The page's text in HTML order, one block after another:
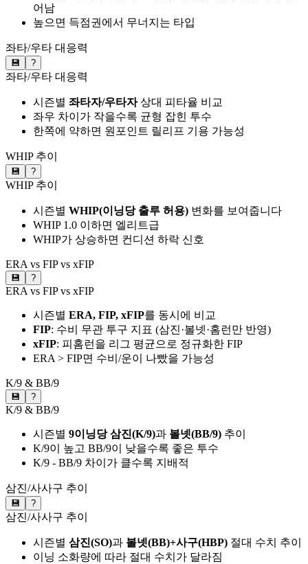
어남
높으면 득점권에서 무너지는 타입
좌타/우타 대응력
💾 ?
좌타/우타 대응력
시즌별 좌타자/우타자상대 피타율 비교
좌우 차이가 작을수록 균형 잡힌 투수
한쪽에 약하면 원포인트 릴리프 기용 가능성
WHIP 추이
💾 ?
WHIP 추이
시즌별 WHIP(이닝당 출루 허용) 변화를 보여줍니다
WHIP 1.0 이하면 엘리트급
WHIP가 상승하면 컨디션 하락 신호
ERA vs FIP vs xFIP
💾 ?
ERA vs FIP vs xFIP
시즌별 ERA, FIP, xFIP를 동시에 비교
FIP: 수비 무관 투구 지표 (삼진·볼넷·홈런만 반영)
xFIP: 피홈런을 리그 평균으로 정규화한 FIP
ERA > FIP면 수비/운이 나빴을 가능성
K/9 & BB/9
💾 ?
K/9 & BB/9
시즌별 9이닝당 삼진(K/9)과 볼넷(BB/9) 추이
K/9이 높고 BB/9이 낮을수록 좋은 투수
K/9 - BB/9 차이가 클수록 지배적
삼진/사사구 추이
💾 ?
삼진/사사구 추이
시즌별 삼진(SO)과 볼넷(BB)+사구(HBP) 절대 수치 추이
이닝 소화량에 따라 절대 수치가 달라짐